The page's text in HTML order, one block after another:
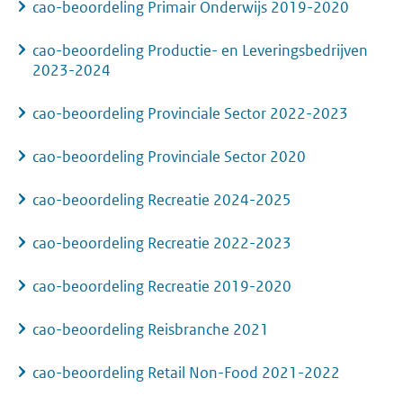
cao-beoordeling Primair Onderwijs 2019-2020
cao-beoordeling Productie- en Leveringsbedrijven
2023-2024
cao-beoordeling Provinciale Sector 2022-2023
cao-beoordeling Provinciale Sector 2020
cao-beoordeling Recreatie 2024-2025
cao-beoordeling Recreatie 2022-2023
cao-beoordeling Recreatie 2019-2020
cao-beoordeling Reisbranche 2021
cao-beoordeling Retail Non-Food 2021-2022